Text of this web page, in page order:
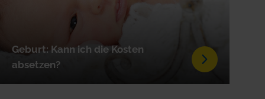
Geburt: Kann ich die Kosten
absetzen?